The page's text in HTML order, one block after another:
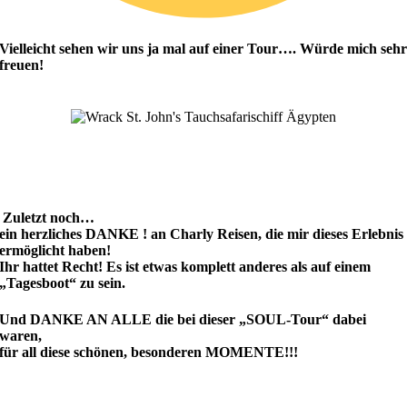
Vielleicht sehen wir uns ja mal auf einer Tour…. Würde mich sehr
freuen!
Zuletzt noch…
ein herzliches DANKE ! an Charly Reisen, die mir dieses Erlebnis
ermöglicht haben!
Ihr hattet Recht! Es ist etwas komplett anderes als auf einem
„Tagesboot“ zu sein.
UndDANKE AN ALLE die bei dieser „SOUL-Tour“ dabei
waren,
für all diese schönen, besonderen MOMENTE!!!